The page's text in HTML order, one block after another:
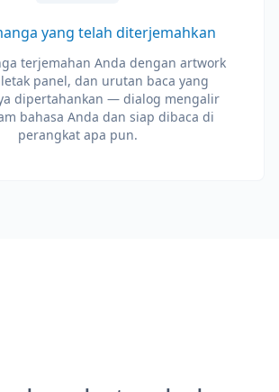
yang telah diterjemahkan
terjemahan Anda dengan artwork
panel, dan urutan baca yang
dipertahankan — dialog mengalir
bahasa Anda dan siap dibaca di
perangkat apa pun.